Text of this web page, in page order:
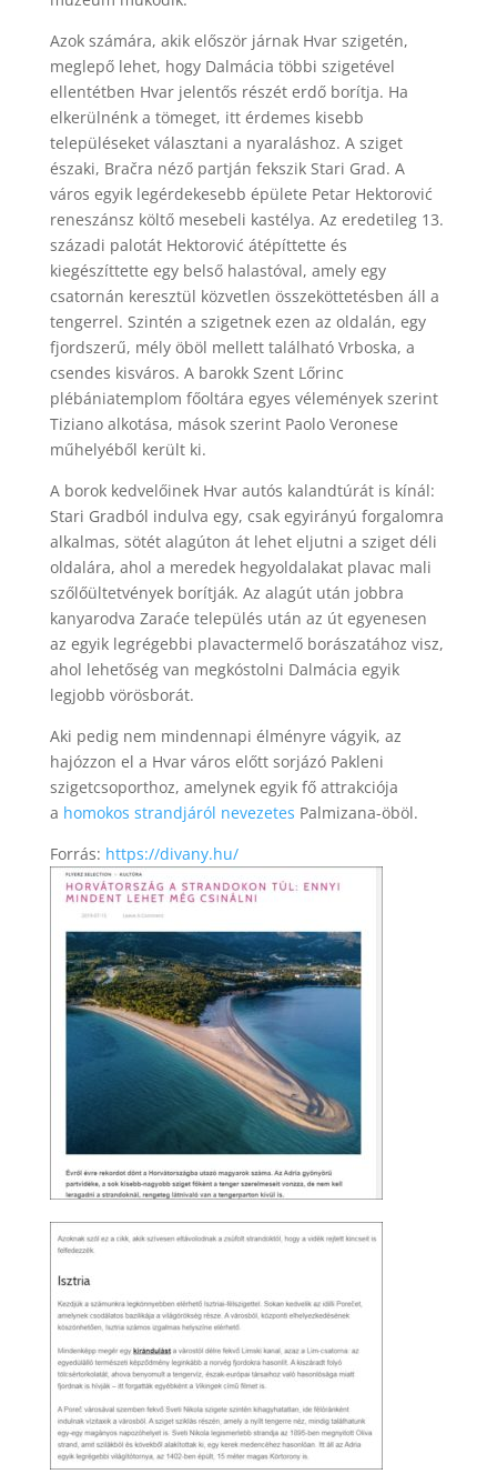
Azok számára, akik először járnak Hvar szigetén,
meglepő lehet, hogy Dalmácia többi szigetével
ellentétben Hvar jelentős részét erdő borítja. Ha
elkerülnénk a tömeget, itt érdemes kisebb
településeket választani a nyaraláshoz. A sziget
északi, Bračra néző partján fekszik Stari Grad. A
város egyik legérdekesebb épülete Petar Hektorović
reneszánsz költő mesebeli kastélya. Az eredetileg 13.
századi palotát Hektorović átépíttette és
kiegészíttette egy belső halastóval, amely egy
csatornán keresztül közvetlen összeköttetésben áll a
tengerrel. Szintén a szigetnek ezen az oldalán, egy
fjordszerű, mély öböl mellett található Vrboska, a
csendes kisváros. A barokk Szent Lőrinc
plébániatemplom főoltára egyes vélemények szerint
Tiziano alkotása, mások szerint Paolo Veronese
műhelyéből került ki.
A borok kedvelőinek Hvar autós kalandtúrát is kínál:
Stari Gradból indulva egy, csak egyirányú forgalomra
alkalmas, sötét alagúton át lehet eljutni a sziget déli
oldalára, ahol a meredek hegyoldalakat plavac mali
szőlőültetvények borítják. Az alagút után jobbra
kanyarodva Zaraće település után az út egyenesen
az egyik legrégebbi plavactermelő borászatához visz,
ahol lehetőség van megkóstolni Dalmácia egyik
legjobb vörösborát.
Aki pedig nem mindennapi élményre vágyik, az
hajózzon el a Hvar város előtt sorjázó Pakleni
szigetcsoporthoz, amelynek egyik fő attrakciója
a homokos strandjáról nevezetes Palmizana-öböl.
Forrás: https://divany.hu/